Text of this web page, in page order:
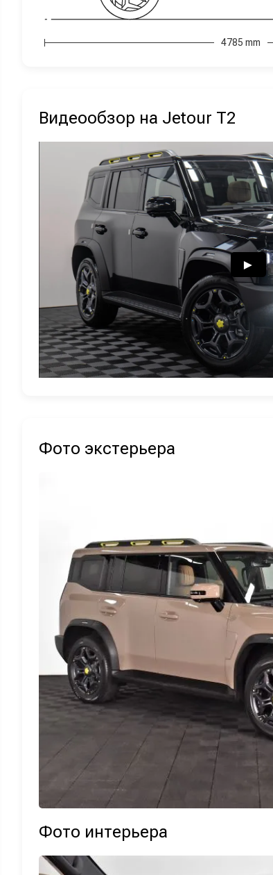
4785 mm
Видеообзор на Jetour T2
Фото экстерьера
Фото интерьера